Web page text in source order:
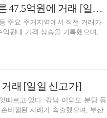
서초구 '반포힐스테이트' 26평, 12.7억 오른 47.5억원에 거래 [일일 신고가]
주요 주거지역에서 직전 거래가
원대 가격 상승을 기록했으며,
거래 [일일 신고가]
따르고 있다. 강남·여의도·분당 등
바뀜된 사례가 속출했으며, 부산·